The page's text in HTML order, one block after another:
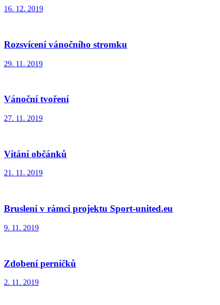
16. 12. 2019
Rozsvícení vánočního stromku
29. 11. 2019
Vánoční tvoření
27. 11. 2019
Vítání občánků
21. 11. 2019
Bruslení v rámci projektu Sport-united.eu
9. 11. 2019